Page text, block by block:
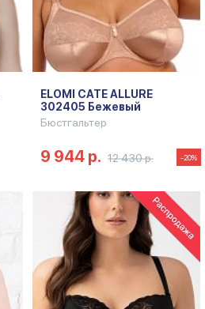
ELOMI CATE ALLURE
302405 Бежевый
Бюстгальтер
9 944 р. 12 430 р. -20%